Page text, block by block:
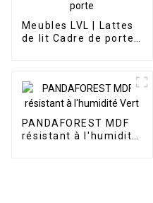
Meubles LVL | Lattes
de lit Cadre de porte
PANDAFOREST MDF
résistant à l'humidité